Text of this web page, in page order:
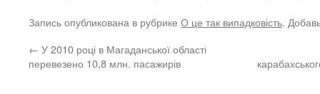
Запись опубликована в рубрике О це так випадковість.
← У 2010 році в Магаданської області
перевезено 10,8 млн. пасажирів